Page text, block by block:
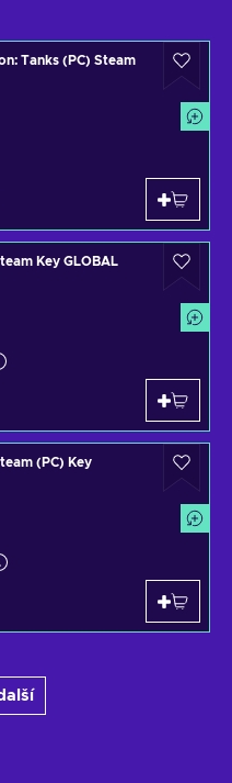
Tanks (PC) Steam
Key GLOBAL
(PC) Key